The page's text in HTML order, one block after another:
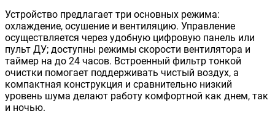
Устройство предлагает три основных режима:
охлаждение, осушение и вентиляцию. Управление
осуществляется через удобную цифровую панель или
пульт ДУ; доступны режимы скорости вентилятора и
таймер на до 24 часов. Встроенный фильтр тонкой
очистки помогает поддерживать чистый воздух, а
компактная конструкция и сравнительно низкий
уровень шума делают работу комфортной как днем, так
и ночью.